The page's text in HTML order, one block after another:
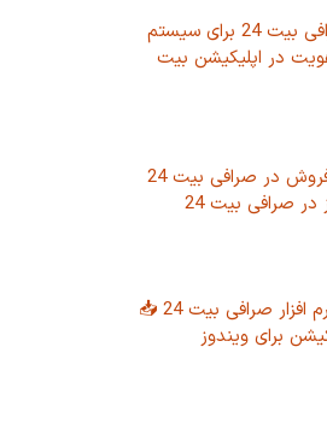
نصب برنامه صرافی بیت 24 برای سیستم
در اپلیکیشن بیت
آموزش خرید و فروش در صرافی بیت 24
در صرافی بیت 24
راهنمای دانلود نرم افزار صرافی بیت 24 📥
برای ویندوز